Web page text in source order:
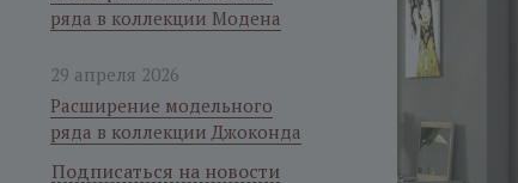
ряда в коллекции Модена
29 апреля 2026
Расширение модельного
ряда в коллекции Джоконда
Подписаться на новости